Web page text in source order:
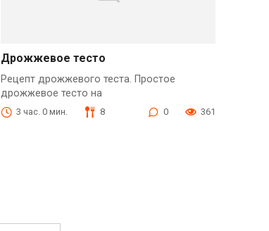
Дрожжевое тесто
Рецепт дрожжевого теста. Простое
дрожжевое тесто на
3 час. 0 мин. 8 0 361